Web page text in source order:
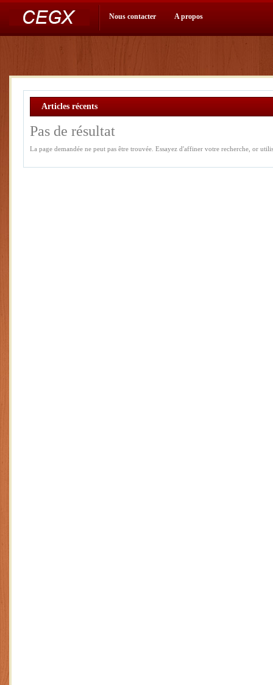
Nous contacter A propos
Articles récents
Pas de résultat
La page demandée ne peut pas être trouvée. Essayez d'affiner votre recherche, or